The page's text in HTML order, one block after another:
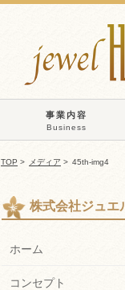
事業内容
Business
TOP > メディア > 45th-img4
株式会社ジュエ
ホーム
コンセプト